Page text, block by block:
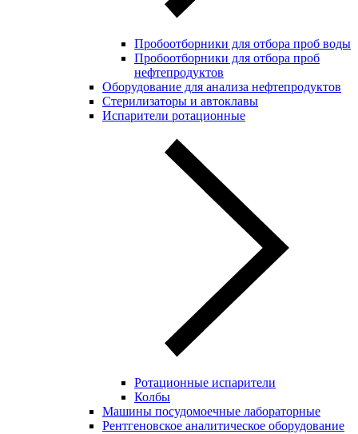
Пробоотборники для отбора проб воды
Пробоотборники для отбора проб
нефтепродуктов
Оборудование для анализа нефтепродуктов
Стерилизаторы и автоклавы
Испарители ротационные
Ротационные испарители
Колбы
Машины посудомоечные лабораторные
Рентгеновское аналитическое оборудование